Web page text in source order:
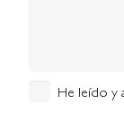
He leído y